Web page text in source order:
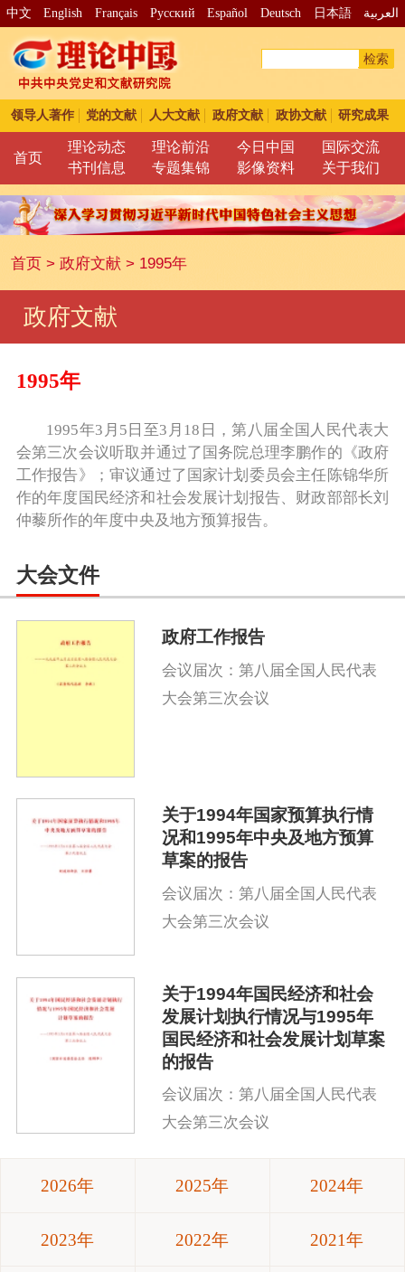
中文 English Français Pусский Español Deutsch 日本語 العربية
检索
领导人著作 党的文献 人大文献 政府文献 政协文献 研究成果
首页
理论动态 理论前沿 今日中国
国际交流
书刊信息
专题集锦 影像资料 关于我们
首页> 政府文献> 1995年
政府文献
1995年
1995年3月5日至3月18日，第八届全国人民代表大
会第三次会议听取并通过了国务院总理李鹏作的《政府
工作报告》；审议通过了国家计划委员会主任陈锦华所
作的年度国民经济和社会发展计划报告、财政部部长刘
仲藜所作的年度中央及地方预算报告。
大会文件
政府工作报告
会议届次：第八届全国人民代表
大会第三次会议
关于1994年国家预算执行情
况和1995年中央及地方预算
草案的报告
会议届次：第八届全国人民代表
大会第三次会议
关于1994年国民经济和社会
发展计划执行情况与1995年
国民经济和社会发展计划草案
的报告
会议届次：第八届全国人民代表
大会第三次会议
2026年 2025年 2024年
2023年 2022年 2021年